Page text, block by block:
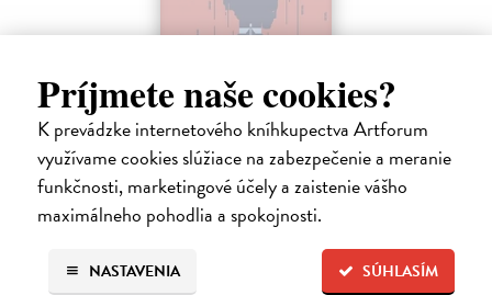
Príjmete naše cookies?
K prevádzke internetového kníhkupectva Artforum
využívame cookies slúžiace na zabezpečenie a meranie
funkčnosti, marketingové účely a zaistenie vášho
maximálneho pohodlia a spokojnosti.
SÚHLASÍM
NASTAVENIA
Tramwaj na Sachsenberg
Sagitarius Petr| Kniha
Tramwaj Cafe je kavárna v polském Těšíně a zároveň místo, kde se
sbíhají všechny nitky související s dalším brutálním zločinem, který
musí vyřešit Roman Saran, major ostravské kriminálky, a jeho tým.
Zasielame do 12 dní